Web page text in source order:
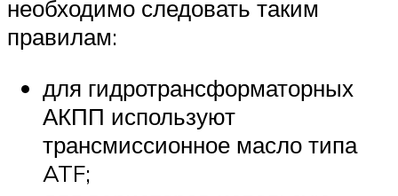
необходимо следовать таким
правилам:
для гидротрансформаторных
АКПП используют
трансмиссионное масло типа
ATF;